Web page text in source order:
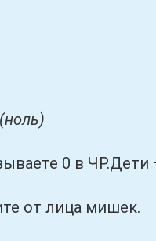
(ноль)
0 в ЧР.Дети
от лица мишек.